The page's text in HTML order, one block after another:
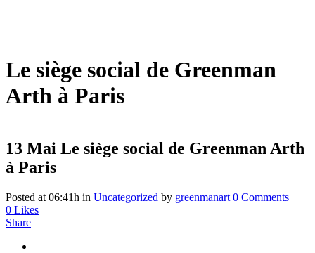
Le siège social de Greenman
Arth à Paris
13 Mai Le siège social de Greenman Arth
à Paris
Posted at 06:41h in Uncategorized by greenmanart 0 Comments
0 Likes
Share